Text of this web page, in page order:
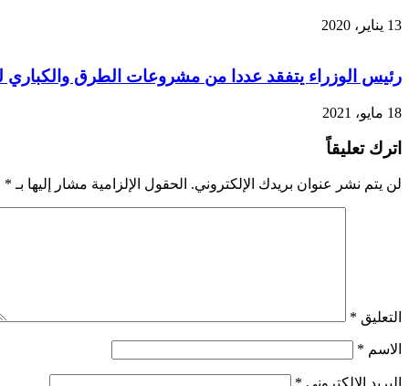
13 يناير، 2020
رئيس الوزراء يتفقد عددا من مشروعات الطرق والكباري
18 مايو، 2021
اترك تعليقاً
لن يتم نشر عنوان بريدك الإلكتروني. الحقول الإلزامية مشار إليها بـ *
التعليق *
الاسم *